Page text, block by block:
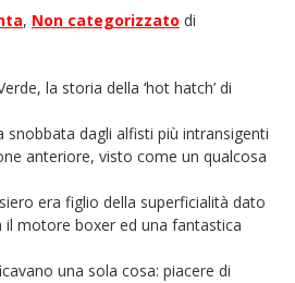
, Non categorizzato di
la storia della ‘hot hatch’ di
snobbata dagli alfisti più intransigenti
anteriore, visto come un qualcosa
era figlio della superficialità dato
il motore boxer ed una fantastica
una sola cosa: piacere di